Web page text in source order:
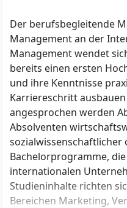
Der berufsbegleitende
Management an der
Management wendet
bereits einen ersten
und ihre Kenntnisse
Karriereschritt
angesprochen werden
Absolventen
Bachelorprogramme,
internationalen
Studieninhalte richten
Bereichen Marketing,